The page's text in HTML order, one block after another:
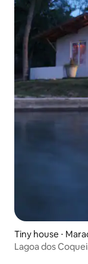
Tiny house ⋅
Lagoa dos